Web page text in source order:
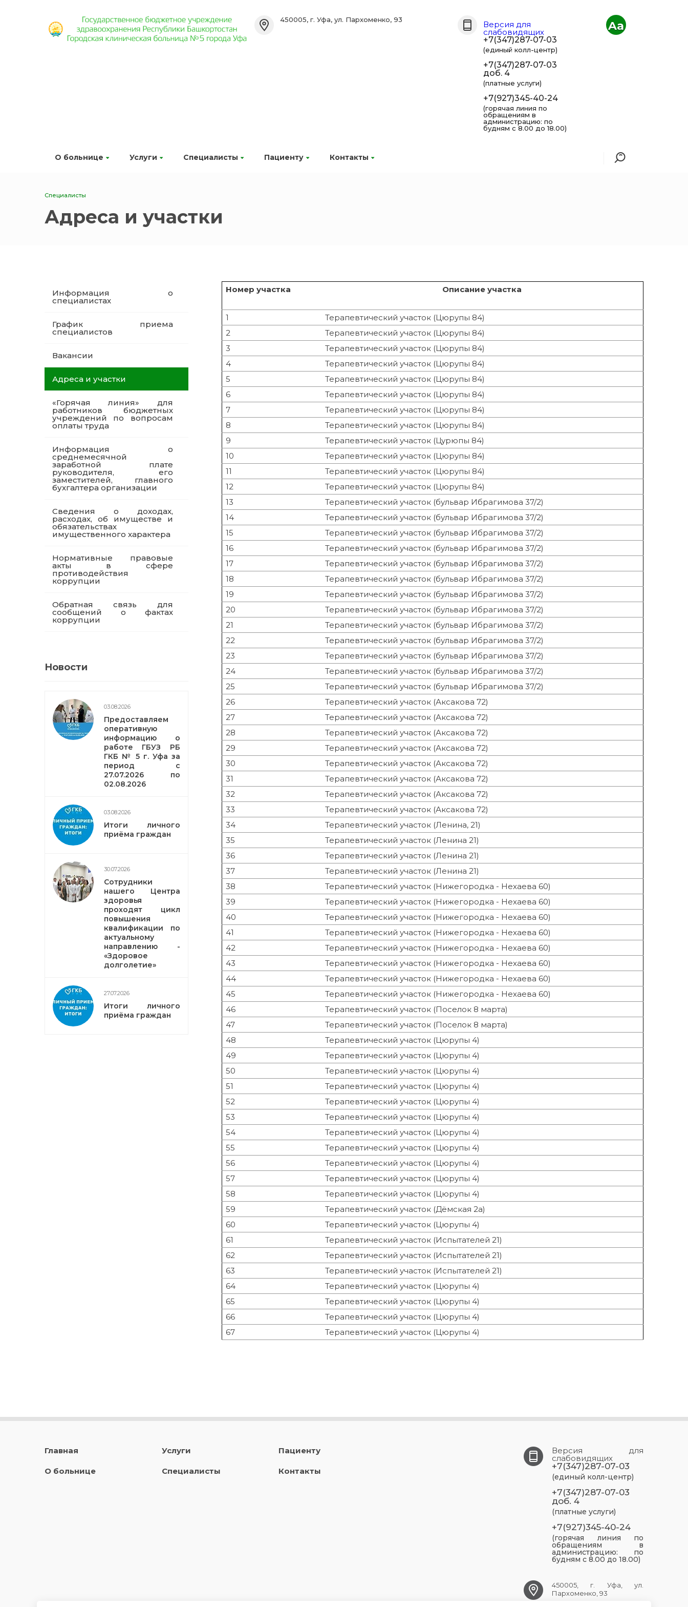
О больнице Услуги Специалисты Пациенту Контакты
450005, г. Уфа, ул. Пархоменко, 93 Версия для
слабовидящих
+7(347)287-07-03
(единый колл-центр)
+7(347)287-07-03
доб. 4
(платные услуги)
+7(927)345-40-24
(горячая линия по
обращениям в
администрацию: по
будням с 8.00 до 18.00)
Aa
Специалисты
Адреса и участки
Информация о
специалистах
График приема
специалистов
Вакансии
Адреса и участки
«Горячая линия» для
работников бюджетных
учреждений по вопросам
оплаты труда
Информация о
среднемесячной
заработной плате
руководителя, его
заместителей, главного
бухгалтера организации
Сведения о доходах,
расходах, об имуществе и
обязательствах
имущественного характера
Нормативные правовые
акты в сфере
противодействия
коррупции
Обратная связь для
сообщений о фактах
коррупции
Новости
03.08.2026
Предоставляем
оперативную
информацию о
работе ГБУЗ РБ
ГКБ № 5 г. Уфа за
период с
27.07.2026 по
02.08.2026
03.08.2026
Итоги личного
приёма граждан
30.07.2026
Сотрудники
нашего Центра
здоровья
проходят цикл
повышения
квалификации по
актуальному
направлению -
«Здоровое
долголетие»
27.07.2026
Итоги личного
приёма граждан
Номер участка Описание участка
1
Терапевтический участок (Цюрупы 84)
2
Терапевтический участок (Цюрупы 84)
3
Терапевтический участок (Цюрупы 84)
4
Терапевтический участок (Цюрупы 84)
5
Терапевтический участок (Цюрупы 84)
6
Терапевтический участок (Цюрупы 84)
7
Терапевтический участок (Цюрупы 84)
8
Терапевтический участок (Цюрупы 84)
9
Терапевтический участок (Цурюпы 84)
10
Терапевтический участок (Цюрупы 84)
11
Терапевтический участок (Цюрупы 84)
12
Терапевтический участок (Цюрупы 84)
13
Терапевтический участок (бульвар Ибрагимова 37/2)
14
Терапевтический участок (бульвар Ибрагимова 37/2)
15
Терапевтический участок (бульвар Ибрагимова 37/2)
16
Терапевтический участок (бульвар Ибрагимова 37/2)
17
Терапевтический участок (бульвар Ибрагимова 37/2)
18
Терапевтический участок (бульвар Ибрагимова 37/2)
19
Терапевтический участок (бульвар Ибрагимова 37/2)
20
Терапевтический участок (бульвар Ибрагимова 37/2)
21
Терапевтический участок (бульвар Ибрагимова 37/2)
22
Терапевтический участок (бульвар Ибрагимова 37/2)
23
Терапевтический участок (бульвар Ибрагимова 37/2)
24
Терапевтический участок (бульвар Ибрагимова 37/2)
25
Терапевтический участок (бульвар Ибрагимова 37/2)
26
Терапевтический участок (Аксакова 72)
27
Терапевтический участок (Аксакова 72)
28
Терапевтический участок (Аксакова 72)
29
Терапевтический участок (Аксакова 72)
30
Терапевтический участок (Аксакова 72)
31
Терапевтический участок (Аксакова 72)
32
Терапевтический участок (Аксакова 72)
33
Терапевтический участок (Аксакова 72)
34
Терапевтический участок (Ленина, 21)
35
Терапевтический участок (Ленина 21)
36
Терапевтический участок (Ленина 21)
37
Терапевтический участок (Ленина 21)
38
Терапевтический участок (Нижегородка - Нехаева 60)
39
Терапевтический участок (Нижегородка - Нехаева 60)
40
Терапевтический участок (Нижегородка - Нехаева 60)
41
Терапевтический участок (Нижегородка - Нехаева 60)
42
Терапевтический участок (Нижегородка - Нехаева 60)
43
Терапевтический участок (Нижегородка - Нехаева 60)
44
Терапевтический участок (Нижегородка - Нехаева 60)
45
Терапевтический участок (Нижегородка - Нехаева 60)
46
Терапевтический участок (Поселок 8 марта)
47
Терапевтический участок (Поселок 8 марта)
48
Терапевтический участок (Цюрупы 4)
49
Терапевтический участок (Цюрупы 4)
50
Терапевтический участок (Цюрупы 4)
51
Терапевтический участок (Цюрупы 4)
52
Терапевтический участок (Цюрупы 4)
53
Терапевтический участок (Цюрупы 4)
54
Терапевтический участок (Цюрупы 4)
55
Терапевтический участок (Цюрупы 4)
56
Терапевтический участок (Цюрупы 4)
57
Терапевтический участок (Цюрупы 4)
58
Терапевтический участок (Цюрупы 4)
59
Терапевтический участок (Дёмская 2а)
60
Терапевтический участок (Цюрупы 4)
61
Терапевтический участок (Испытателей 21)
62
Терапевтический участок (Испытателей 21)
63
Терапевтический участок (Испытателей 21)
64
Терапевтический участок (Цюрупы 4)
65
Терапевтический участок (Цюрупы 4)
66
Терапевтический участок (Цюрупы 4)
67
Терапевтический участок (Цюрупы 4)
Главная
О больнице
Услуги
Специалисты
Пациенту
Контакты
Версия для
слабовидящих
+7(347)287-07-03
(единый колл-центр)
+7(347)287-07-03
доб. 4
(платные услуги)
+7(927)345-40-24
(горячая линия по
обращениям в
администрацию: по
будням с 8.00 до 18.00)
450005, г. Уфа, ул.
Пархоменко, 93